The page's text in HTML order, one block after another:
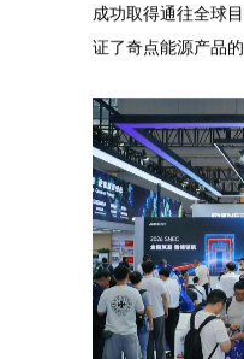
成功取得通往全球
证了奇点能源产品